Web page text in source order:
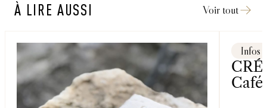
À LIRE AUSSI Voir tout
Infos